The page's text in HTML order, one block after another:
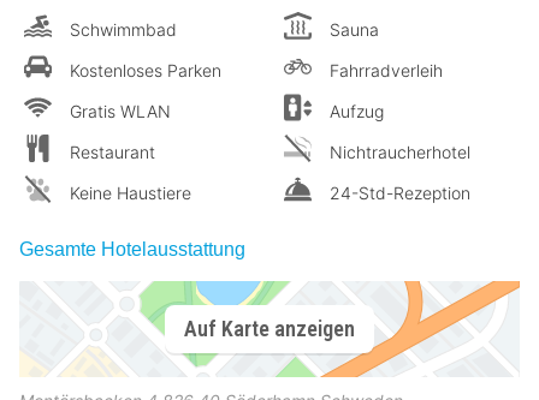
Schwimmbad
Kostenloses Parken
Gratis WLAN
Restaurant
Keine Haustiere
Sauna
Fahrradverleih
Aufzug
Nichtraucherhotel
24-Std-Rezeption
Gesamte Hotelausstattung
Auf Karte anzeigen